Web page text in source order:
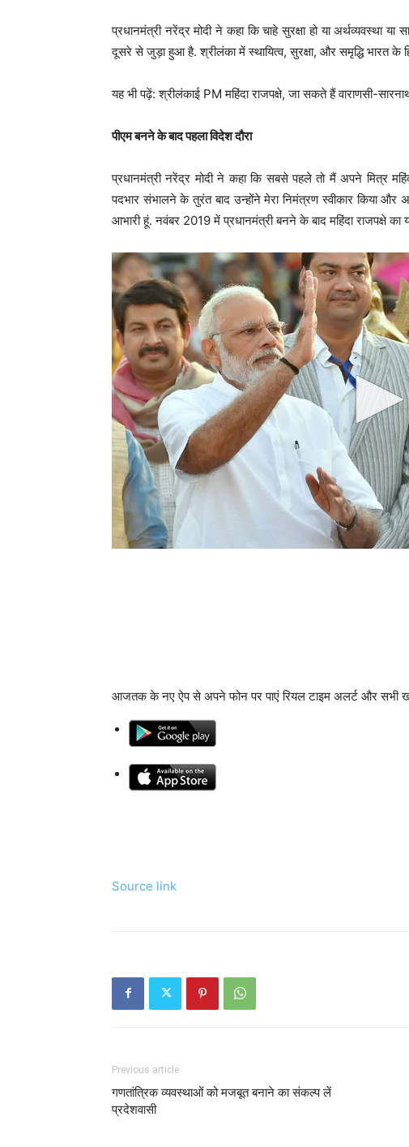
प्रधानमंत्री नरेंद्र मोदी ने कहा कि चाहे सुरक्षा हो या अर्थव्यवस्था
दूसरे से जुड़ा हुआ है. ​श्रीलंका में स्थायित्व, सुरक्षा, और समृद्धि भारत के
यह भी पढ़ें: श्रीलंकाई PM महिंदा राजपक्षे, जा सकते हैं वाराणसी-
पीएम बनने के बाद पहला विदेश दौरा
प्रधानमंत्री नरेंद्र मोदी ने कहा कि सबसे पहले तो मैं अपने मित्र
पदभार संभालने के तुरंत बाद उन्होंने मेरा निमंत्रण स्वीकार किया
आभारी हूं. नवंबर 2019 में प्रधानमंत्री बनने के बाद महिंदा राजपक्षे का
आजतक के नए ऐप से अपने फोन पर पाएं रियल टाइम अलर्ट और सभी
Source link
Previous article
गणतांत्रिक व्यवस्थाओं को मजबूत बनाने का संकल्प लें
प्रदेशवासी